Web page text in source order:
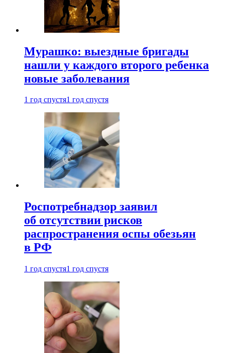
Мурашко: выездные бригады
нашли у каждого второго ребенка
новые заболевания
1 год спустя1 год спустя
Роспотребнадзор заявил
об отсутствии рисков
распространения оспы обезьян
в РФ
1 год спустя1 год спустя